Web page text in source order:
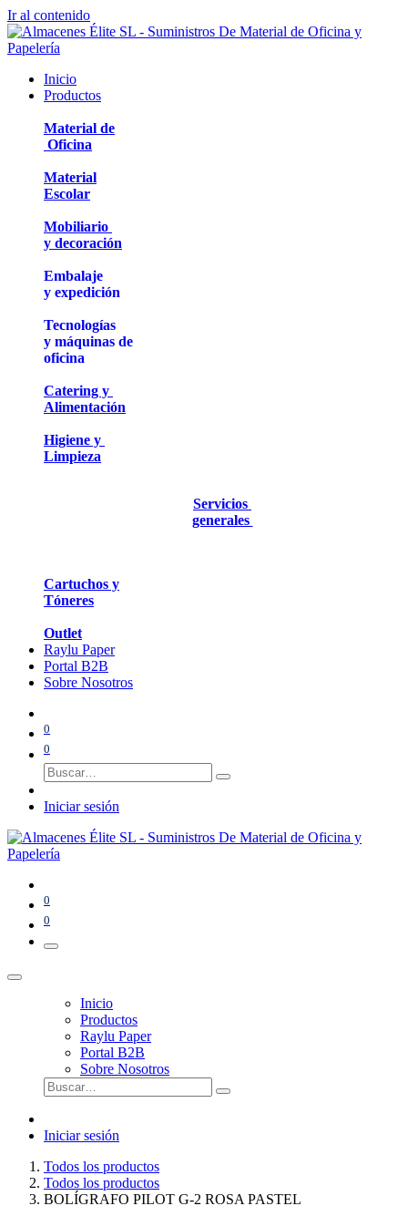
Ir al contenido
Inicio
Productos
Material de
Oficina
Material
Escolar
Mobiliario
y decoración
Embalaje
y expedición
Tecnologías
y máquinas de
oficina
Catering y
Alimentación
Higiene y
Limpieza
Servicios
generales
Cartuchos y
Tóneres
Outlet
Raylu Paper
Portal B2B
Sobre Nosotros
0
0
Iniciar sesión
0
0
Inicio
Productos
Raylu Paper
Portal B2B
Sobre Nosotros
Iniciar sesión
Todos los productos
Todos los productos
BOLÍGRAFO PILOT G-2 ROSA PASTEL